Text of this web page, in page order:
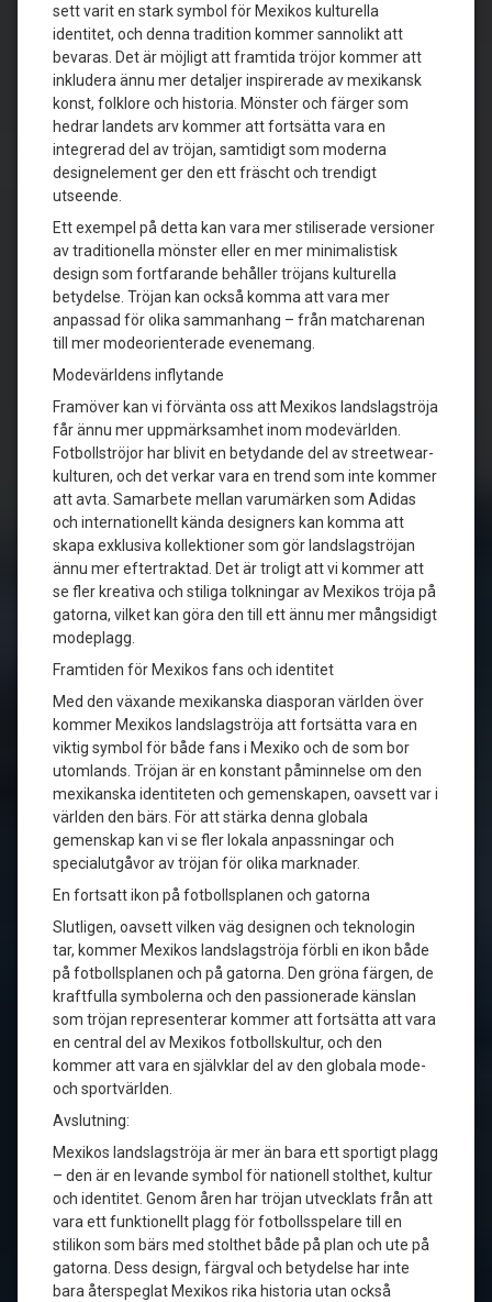
sett varit en stark symbol för Mexikos kulturella
identitet, och denna tradition kommer sannolikt att
bevaras. Det är möjligt att framtida tröjor kommer att
inkludera ännu mer detaljer inspirerade av mexikansk
konst, folklore och historia. Mönster och färger som
hedrar landets arv kommer att fortsätta vara en
integrerad del av tröjan, samtidigt som moderna
designelement ger den ett fräscht och trendigt
utseende.
Ett exempel på detta kan vara mer stiliserade versioner
av traditionella mönster eller en mer minimalistisk
design som fortfarande behåller tröjans kulturella
betydelse. Tröjan kan också komma att vara mer
anpassad för olika sammanhang – från matcharenan
till mer modeorienterade evenemang.
Modevärldens inflytande
Framöver kan vi förvänta oss att Mexikos landslagströja
får ännu mer uppmärksamhet inom modevärlden.
Fotbollströjor har blivit en betydande del av streetwear-
kulturen, och det verkar vara en trend som inte kommer
att avta. Samarbete mellan varumärken som Adidas
och internationellt kända designers kan komma att
skapa exklusiva kollektioner som gör landslagströjan
ännu mer eftertraktad. Det är troligt att vi kommer att
se fler kreativa och stiliga tolkningar av Mexikos tröja på
gatorna, vilket kan göra den till ett ännu mer mångsidigt
modeplagg.
Framtiden för Mexikos fans och identitet
Med den växande mexikanska diasporan världen över
kommer Mexikos landslagströja att fortsätta vara en
viktig symbol för både fans i Mexiko och de som bor
utomlands. Tröjan är en konstant påminnelse om den
mexikanska identiteten och gemenskapen, oavsett var i
världen den bärs. För att stärka denna globala
gemenskap kan vi se fler lokala anpassningar och
specialutgåvor av tröjan för olika marknader.
En fortsatt ikon på fotbollsplanen och gatorna
Slutligen, oavsett vilken väg designen och teknologin
tar, kommer Mexikos landslagströja förbli en ikon både
på fotbollsplanen och på gatorna. Den gröna färgen, de
kraftfulla symbolerna och den passionerade känslan
som tröjan representerar kommer att fortsätta att vara
en central del av Mexikos fotbollskultur, och den
kommer att vara en självklar del av den globala mode-
och sportvärlden.
Avslutning:
Mexikos landslagströja är mer än bara ett sportigt plagg
– den är en levande symbol för nationell stolthet, kultur
och identitet. Genom åren har tröjan utvecklats från att
vara ett funktionellt plagg för fotbollsspelare till en
stilikon som bärs med stolthet både på plan och ute på
gatorna. Dess design, färgval och betydelse har inte
bara återspeglat Mexikos rika historia utan också